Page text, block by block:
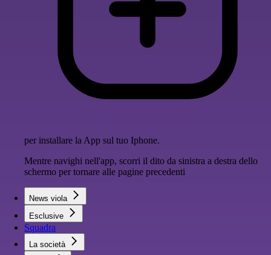
per installare la App sul tuo Iphone.
Mentre navighi nell'app, scorri il dito da sinistra a destra dello
schermo per tornare alle pagine precedenti
News viola
Esclusive
Squadra
La società